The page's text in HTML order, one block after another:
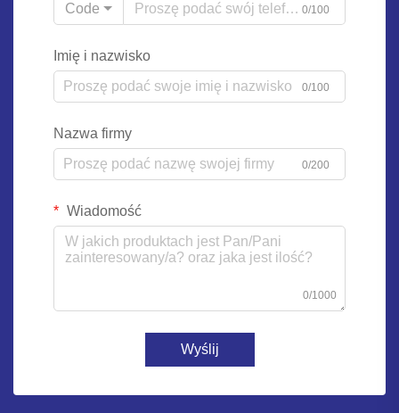
Code
0/100
Imię i nazwisko
0/100
Nazwa firmy
0/200
Wiadomość
0/1000
Wyślij